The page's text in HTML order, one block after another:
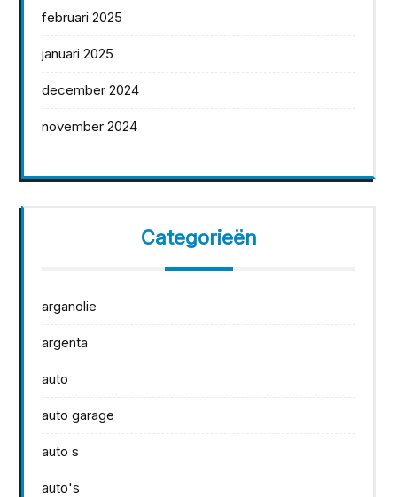
februari 2025
januari 2025
december 2024
november 2024
Categorieën
arganolie
argenta
auto
auto garage
auto s
auto's